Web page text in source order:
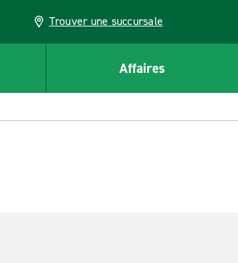
Trouver une succursale
Affaires